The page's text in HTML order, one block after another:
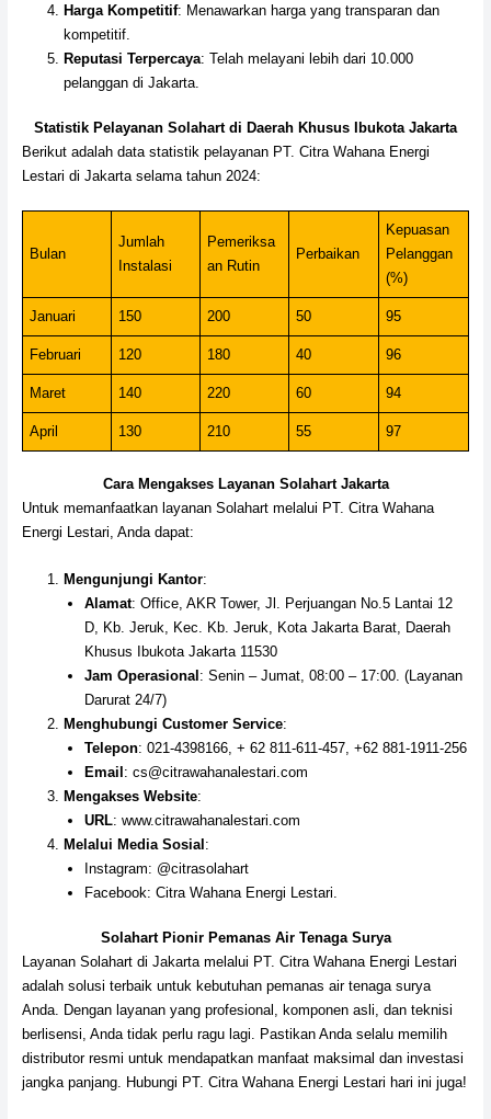
Harga Kompetitif: Menawarkan harga yang transparan dan
kompetitif.
Reputasi Terpercaya: Telah melayani lebih dari 10.000
pelanggan di Jakarta.
Statistik Pelayanan Solahart di Daerah Khusus Ibukota Jakarta
Berikut adalah data statistik pelayanan PT. Citra Wahana Energi
Lestari di Jakarta selama tahun 2024:
Bulan
Jumlah
Instalasi
Pemeriksa
an Rutin
Perbaikan
Kepuasan
Pelanggan
(%)
Januari 150 200 50 95
Februari 120 180 40 96
Maret 140 220 60 94
April 130 210 55 97
Cara Mengakses Layanan Solahart Jakarta
Untuk memanfaatkan layanan Solahart melalui PT. Citra Wahana
Energi Lestari, Anda dapat:
Mengunjungi Kantor:
Alamat: Office, AKR Tower, Jl. Perjuangan No.5 Lantai 12
D, Kb. Jeruk, Kec. Kb. Jeruk, Kota Jakarta Barat, Daerah
Khusus Ibukota Jakarta 11530
Jam Operasional : Senin – Jumat, 08:00 – 17:00. (Layanan
Darurat 24/7)
Menghubungi Customer Service:
Telepon: 021-4398166, + 62 811-611-457, +62 881-1911-256
Email : cs@citrawahanalestari.com
Mengakses Website:
URL: www.citrawahanalestari.com
Melalui Media Sosial :
Instagram: @citrasolahart
Facebook: Citra Wahana Energi Lestari.
Solahart Pionir Pemanas Air Tenaga Surya
Layanan Solahart di Jakarta melalui PT. Citra Wahana Energi Lestari
adalah solusi terbaik untuk kebutuhan pemanas air tenaga surya
Anda. Dengan layanan yang profesional, komponen asli, dan teknisi
berlisensi, Anda tidak perlu ragu lagi. Pastikan Anda selalu memilih
distributor resmi untuk mendapatkan manfaat maksimal dan investasi
jangka panjang. Hubungi PT. Citra Wahana Energi Lestari hari ini juga!